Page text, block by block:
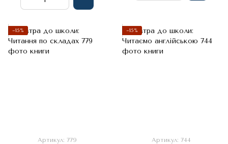
−15%
Артикул: 779
−15%
Артикул: 744